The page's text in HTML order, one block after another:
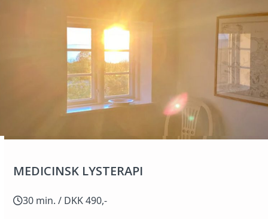
MEDICINSK LYSTERAPI
30 min. / DKK 490,-